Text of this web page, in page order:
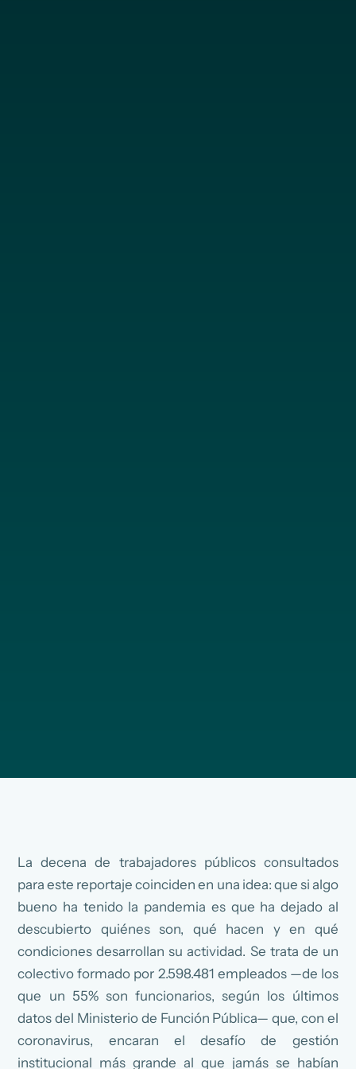
La decena de trabajadores públicos consultados
para este reportaje coinciden en una idea: que si algo
bueno ha tenido la pandemia es que ha dejado al
descubierto quiénes son, qué hacen y en qué
condiciones desarrollan su actividad. Se trata de un
colectivo formado por 2.598.481 empleados —de los
que un 55% son funcionarios, según los últimos
datos del Ministerio de Función Pública— que, con el
coronavirus, encaran el desafío de gestión
institucional más grande al que jamás se habían